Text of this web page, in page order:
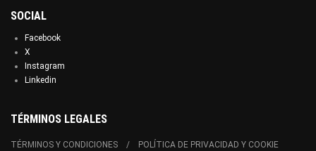
SOCIAL
Facebook
X
Instagram
Linkedin
TÉRMINOS LEGALES
TÉRMINOS Y CONDICIONES POLÍTICA DE PRIVACIDAD Y COOKIE